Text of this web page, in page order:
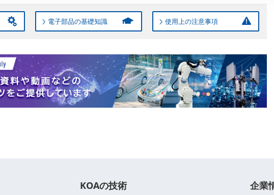
電子部品の基礎知識 使用上の注意事項
KOAの技術 企業